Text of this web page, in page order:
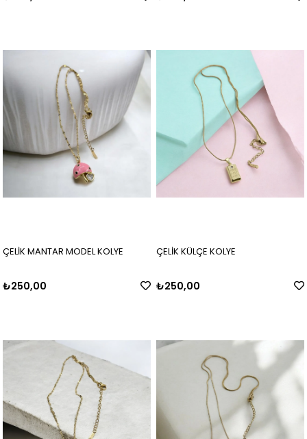
ÇELİK MANTAR MODEL KOLYE
₺250,00
ÇELİK KÜLÇE KOLYE
₺250,00